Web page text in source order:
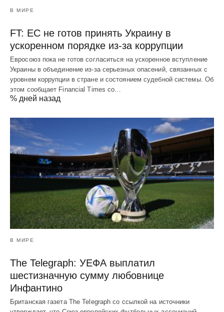
В МИРЕ
FT: ЕС не готов принять Украину в
ускоренном порядке из-за коррупции
Евросоюз пока не готов согласиться на ускоренное вступление
Украины в объединение из-за серьезных опасений, связанных с
уровнем коррупции в стране и состоянием судебной системы. Об
этом сообщает Financial Times со…
% дней назад
В МИРЕ
The Telegraph: УЕФА выплатил
шестизначную сумму любовнице
Инфантино
Британская газета The Telegraph со ссылкой на источники